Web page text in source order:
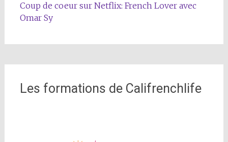
Coup de coeur sur Netflix: French Lover avec
Omar Sy
Les formations de Califrenchlife